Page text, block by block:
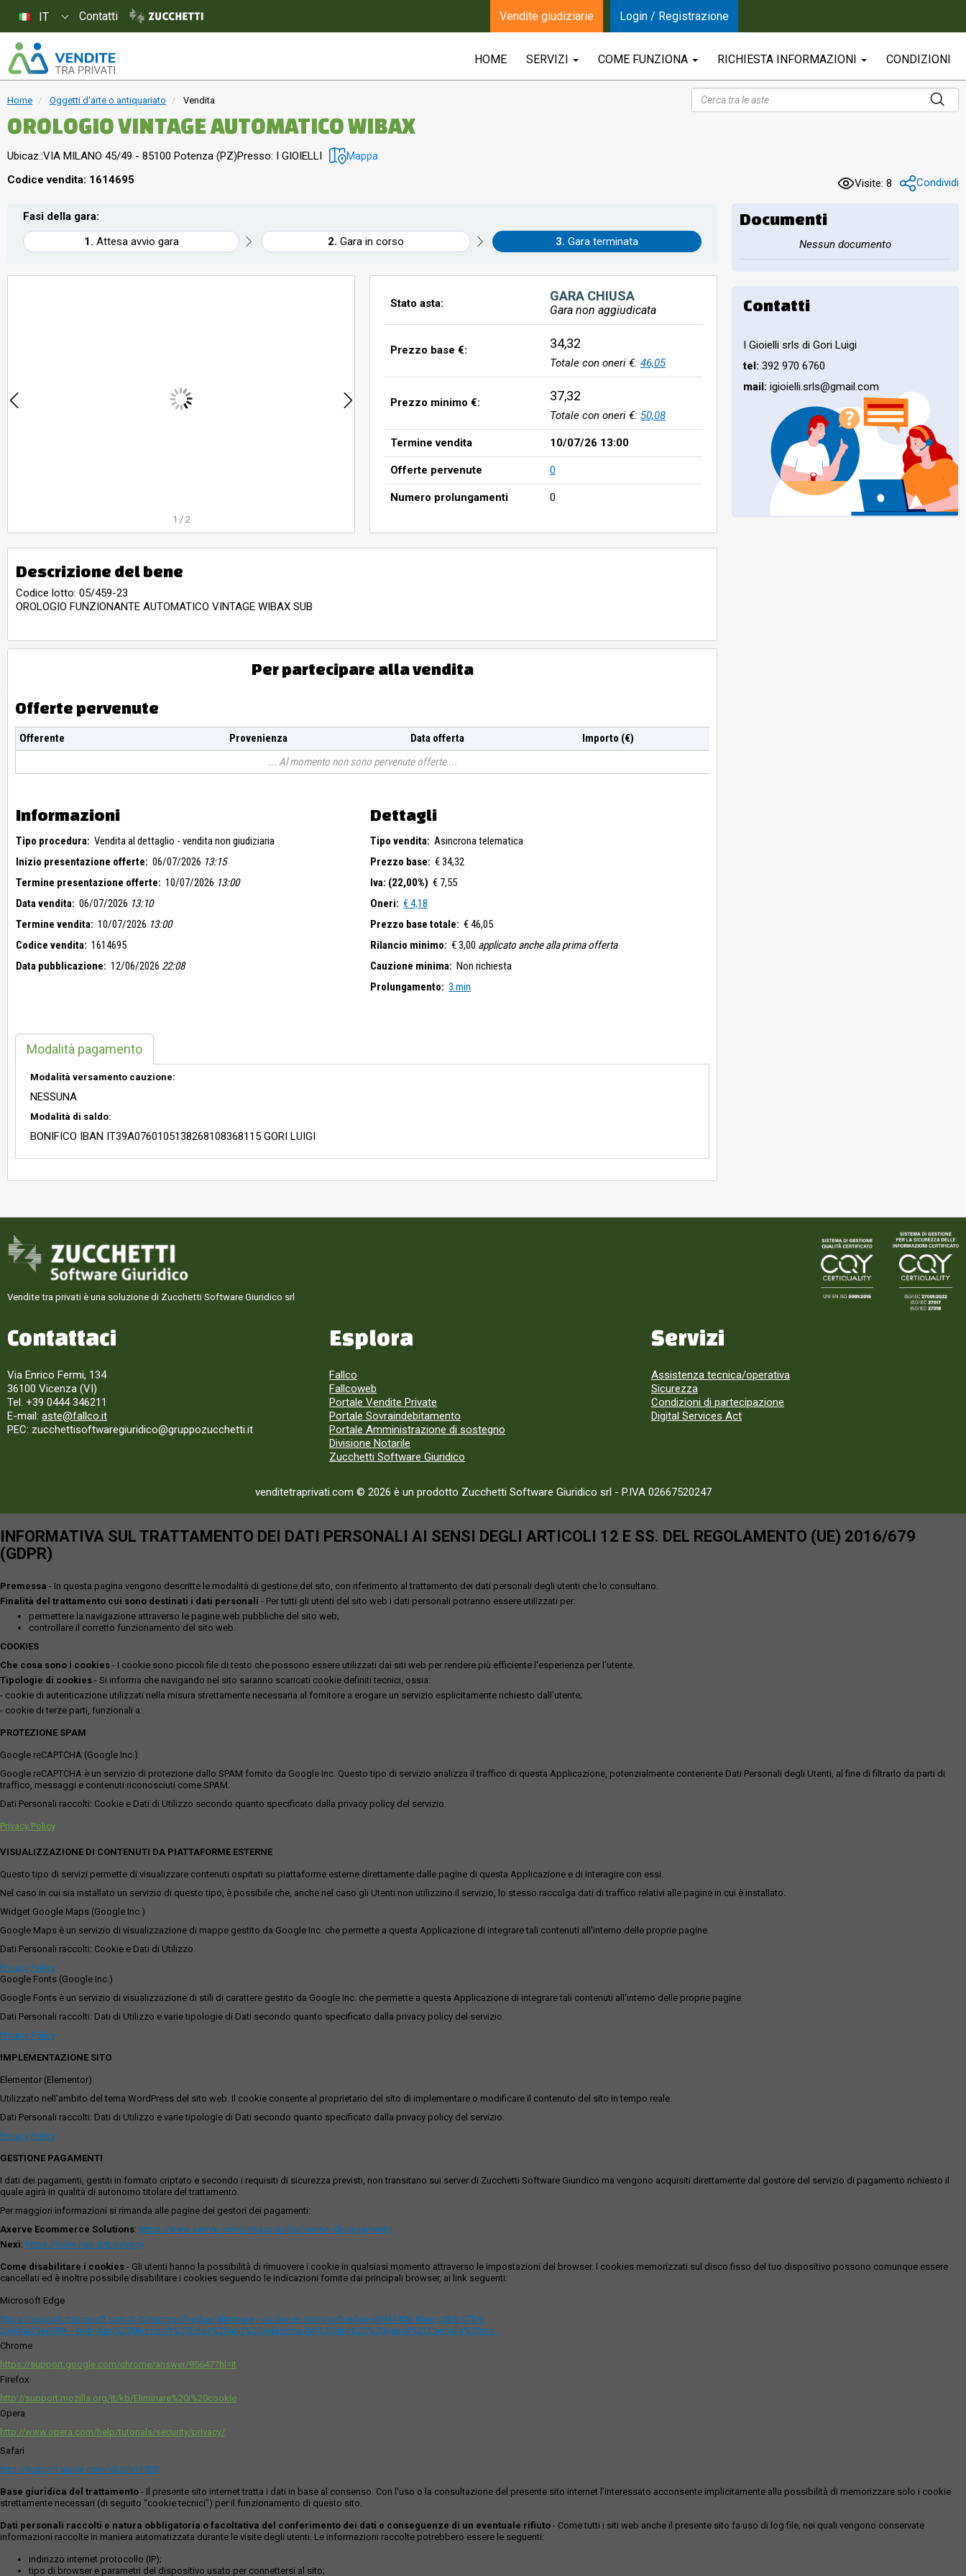
HOME SERVIZI COME FUNZIONA RICHIESTA INFORMAZIONI CONDIZIONI
Home Oggetti d'arte o antiquariato Vendita
OROLOGIO VINTAGE AUTOMATICO WIBAX
Ubicaz.:VIA MILANO 45/49 - 85100 Potenza (PZ)Presso: I GIOIELLI Mappa
Codice vendita: 1614695 Visite: 8 Condividi
Fasi della gara:
Attesa avvio gara
Gara in corso Gara terminata
1 / 2
Stato asta: GARA CHIUSA
Gara non aggiudicata
Prezzo base €: 34,32
Totale con oneri €: 46,05
Prezzo minimo €: 37,32
Totale con oneri €: 50,08
Termine vendita 10/07/26 13:00
Offerte pervenute 0
Numero prolungamenti 0
Descrizione del bene
Codice lotto: 05/459-23
OROLOGIO FUNZIONANTE AUTOMATICO VINTAGE WIBAX SUB
Per partecipare alla vendita
Offerte pervenute
Offerente Provenienza Data offerta
Importo (€)
Al momento non sono pervenute offerte
Informazioni
Tipo procedura: Vendita al dettaglio - vendita non giudiziaria
Inizio presentazione offerte: 06/07/2026 13:15
Termine presentazione offerte: 10/07/2026 13:00
Data vendita: 06/07/2026 13:10
Termine vendita: 10/07/2026 13:00
Codice vendita: 1614695
Data pubblicazione: 12/06/2026 22:08
Dettagli
Tipo vendita: Asincrona telematica
Prezzo base: € 34,32
Iva: (22,00%) € 7,55
Oneri: € 4,18
Prezzo base totale: € 46,05
Rilancio minimo: € 3,00 applicato anche alla prima offerta
Cauzione minima: Non richiesta
Prolungamento: 3 min
Modalità pagamento
Modalità versamento cauzione:
NESSUNA
Modalità di saldo:
BONIFICO IBAN IT39A0760105138268108368115 GORI LUIGI
Documenti
Nessun documento
Contatti
I Gioielli srls di Gori Luigi
tel: 392 970 6760
mail: igioielli.srls@gmail.com
Vendite tra privati è una soluzione di Zucchetti Software Giuridico srl
Contattaci
Via Enrico Fermi, 134
36100 Vicenza (VI)
Tel. +39 0444 346211
E-mail: aste@fallco.it
PEC: zucchettisoftwaregiuridico@gruppozucchetti.it
Esplora
Fallco
Fallcoweb
Portale Vendite Private
Portale Sovraindebitamento
Portale Amministrazione di sostegno
Divisione Notarile
Zucchetti Software Giuridico
Servizi
Assistenza tecnica/operativa
Sicurezza
Condizioni di partecipazione
Digital Services Act
venditetraprivati.com © 2026 è un prodotto Zucchetti Software Giuridico srl - P.IVA 02667520247
IT Contatti Vendite giudiziarie Login / Registrazione
INFORMATIVA SUL TRATTAMENTO DEI DATI PERSONALI AI SENSI DEGLI ARTICOLI 12 E SS. DEL REGOLAMENTO (UE) 2016/679
(GDPR)
Premessa - In questa pagina vengono descritte le modalità di gestione del sito, con riferimento al trattamento dei dati personali degli utenti che lo consultano.
Finalità del trattamento cui sono destinati i dati personali - Per tutti gli utenti del sito web i dati personali potranno essere utilizzati per:
permettere la navigazione attraverso le pagine web pubbliche del sito web;
controllare il corretto funzionamento del sito web.
COOKIES
Che cosa sono i cookies - I cookie sono piccoli file di testo che possono essere utilizzati dai siti web per rendere più efficiente l'esperienza per l'utente.
Tipologie di cookies - Si informa che navigando nel sito saranno scaricati cookie definiti tecnici, ossia:
- cookie di autenticazione utilizzati nella misura strettamente necessaria al fornitore a erogare un servizio esplicitamente richiesto dall'utente;
- cookie di terze parti, funzionali a:
PROTEZIONE SPAM
Google reCAPTCHA (Google Inc.)
Google reCAPTCHA è un servizio di protezione dallo SPAM fornito da Google Inc. Questo tipo di servizio analizza il traffico di questa Applicazione, potenzialmente contenente Dati Personali degli Utenti, al fine di filtrarlo da parti di
traffico, messaggi e contenuti riconosciuti come SPAM.
Dati Personali raccolti: Cookie e Dati di Utilizzo secondo quanto specificato dalla privacy policy del servizio.
Privacy Policy
VISUALIZZAZIONE DI CONTENUTI DA PIATTAFORME ESTERNE
Questo tipo di servizi permette di visualizzare contenuti ospitati su piattaforme esterne direttamente dalle pagine di questa Applicazione e di interagire con essi.
Nel caso in cui sia installato un servizio di questo tipo, è possibile che, anche nel caso gli Utenti non utilizzino il servizio, lo stesso raccolga dati di traffico relativi alle pagine in cui è installato.
Widget Google Maps (Google Inc.)
Google Maps è un servizio di visualizzazione di mappe gestito da Google Inc. che permette a questa Applicazione di integrare tali contenuti all'interno delle proprie pagine.
Dati Personali raccolti: Cookie e Dati di Utilizzo.
Privacy Policy
Google Fonts (Google Inc.)
Google Fonts è un servizio di visualizzazione di stili di carattere gestito da Google Inc. che permette a questa Applicazione di integrare tali contenuti all'interno delle proprie pagine.
Dati Personali raccolti: Dati di Utilizzo e varie tipologie di Dati secondo quanto specificato dalla privacy policy del servizio.
Privacy Policy
IMPLEMENTAZIONE SITO
Elementor (Elementor)
Utilizzato nell'ambito del tema WordPress del sito web. Il cookie consente al proprietario del sito di implementare o modificare il contenuto del sito in tempo reale.
Dati Personali raccolti: Dati di Utilizzo e varie tipologie di Dati secondo quanto specificato dalla privacy policy del servizio.
Privacy Policy
GESTIONE PAGAMENTI
I dati dei pagamenti, gestiti in formato criptato e secondo i requisiti di sicurezza previsti, non transitano sui server di Zucchetti Software Giuridico ma vengono acquisiti direttamente dal gestore del servizio di pagamento richiesto il
quale agirà in qualità di autonomo titolare del trattamento.
Per maggiori informazioni si rimanda alle pagine dei gestori dei pagamenti:
Axerve Ecommerce Solutions: https://www.axerve.com/privacy-policy/servizi-di-pagamento
Nexi: https://www.nexi.it/it/privacy
Come disabilitare i cookies - Gli utenti hanno la possibilità di rimuovere i cookie in qualsiasi momento attraverso le impostazioni del browser. I cookies memorizzati sul disco fisso del tuo dispositivo possono comunque essere
cancellati ed è inoltre possibile disabilitare i cookies seguendo le indicazioni fornite dai principali browser, ai link seguenti:
Microsoft Edge
https://support.microsoft.com/it-it/microsoft-edge/eliminare-i-cookie-in-microsoft-edge-63947406-40ac-c3b8-57b9-
2a946a29ae09#:~:text=Apri%20Microsoft%20Edge%20and%20seleziona,del%20sito%2C%20quindi%20Cancella%20ora.
Chrome
https://support.google.com/chrome/answer/95647?hl=it
Firefox
http://support.mozilla.org/it/kb/Eliminare%20i%20cookie
Opera
http://www.opera.com/help/tutorials/security/privacy/
Safari
http://support.apple.com/kb/ph11920
Base giuridica del trattamento - Il presente sito internet tratta i dati in base al consenso. Con l'uso o la consultazione del presente sito internet l’interessato acconsente implicitamente alla possibilità di memorizzare solo i cookie
strettamente necessari (di seguito “cookie tecnici”) per il funzionamento di questo sito.
Dati personali raccolti e natura obbligatoria o facoltativa del conferimento dei dati e conseguenze di un eventuale rifiuto - Come tutti i siti web anche il presente sito fa uso di log file, nei quali vengono conservate
informazioni raccolte in maniera automatizzata durante le visite degli utenti. Le informazioni raccolte potrebbero essere le seguenti:
indirizzo internet protocollo (IP);
tipo di browser e parametri del dispositivo usato per connettersi al sito;